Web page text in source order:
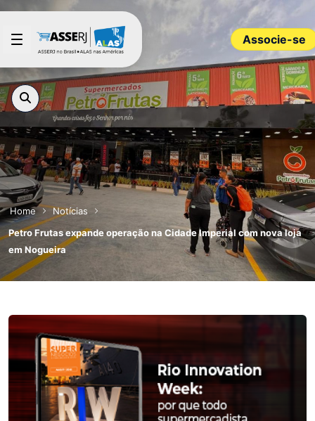
Pular para o Conteúdo principal
Associe-se
Home
Notícias
Petro Frutas expande operação na Cidade Imperial com nova loja
em Nogueira